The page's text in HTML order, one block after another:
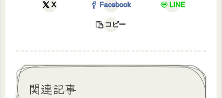
X Facebook LINE
コピー
関連記事